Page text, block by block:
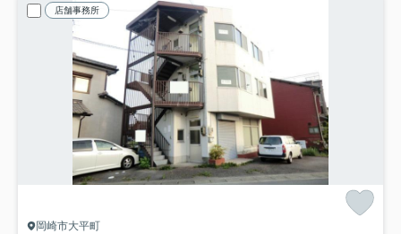
店舗事務所
岡崎市大平町